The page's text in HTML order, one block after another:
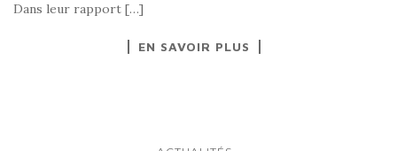
Dans leur rapport […]
EN SAVOIR PLUS